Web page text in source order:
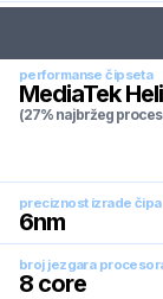
performanse čipseta
MediaTek
(27% najbržeg
preciznost izrade čipa
6nm
broj jezgara
8 core